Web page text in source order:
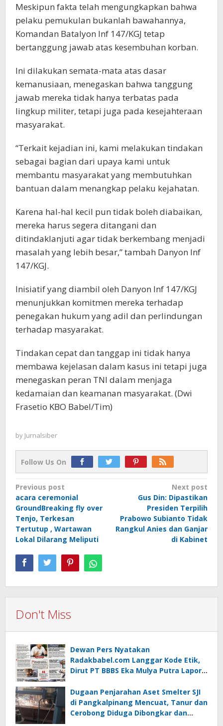
Meskipun fakta telah mengungkapkan bahwa
pelaku pemukulan bukanlah bawahannya,
Komandan Batalyon Inf 147/KGJ tetap
bertanggung jawab atas kesembuhan korban.
Ini dilakukan semata-mata atas dasar
kemanusiaan, menegaskan bahwa tanggung
jawab mereka tidak hanya terbatas pada
lingkup militer, tetapi juga pada kesejahteraan
masyarakat.
“Terkait kejadian ini, kami melakukan tindakan
sebagai bagian dari upaya kami untuk
membantu masyarakat yang membutuhkan
bantuan dalam menangkap pelaku kejahatan.
Karena hal-hal kecil pun tidak boleh diabaikan,
mereka harus segera ditangani dan
ditindaklanjuti agar tidak berkembang menjadi
masalah yang lebih besar,” tambah Danyon Inf
147/KGJ.
Inisiatif yang diambil oleh Danyon Inf 147/KGJ
menunjukkan komitmen mereka terhadap
penegakan hukum yang adil dan perlindungan
terhadap masyarakat.
Tindakan cepat dan tanggap ini tidak hanya
membawa kejelasan dalam kasus ini tetapi juga
menegaskan peran TNI dalam menjaga
kedamaian dan keamanan masyarakat. (Dwi
Frasetio KBO Babel/Tim)
by Jurnalsiber
Follow Us On
Post
navigation
Previous post
acara ceremonial
GroundBreaking fly over
Tenjo, Terkesan
Tertutup , Wartawan
Lokal Dilarang Meliputi
Next post
Gus Din: Dipastikan
Presiden Terpilih
Prabowo Subianto Tidak
Rangkul Anies dan Ganjar
di Kabinet
Don't Miss
Dewan Pers Nyatakan
Radakbabel.com Langgar Kode Etik,
Dirut PT BBBS Eka Mulya Putra Lapor
Dugaan Penjarahan Aset Smelter SJI
di Pangkalpinang Mencuat, Tanur dan
Cerobong Diduga Dibongkar dan